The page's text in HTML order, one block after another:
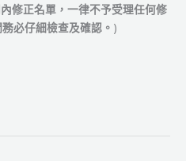
修正名單，一律不予受理任何修
必仔細檢查及確認。 )